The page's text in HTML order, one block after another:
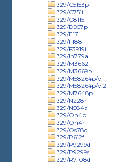
329/C5153p
329/C751i
329/C8115i
329/D957p
329/E17i
329/F188f
329/F3919i
329/In779a
329/M3662r
329/M3669p
329/M58264p/v.1
329/M58264p/v.2
329/M7648p
329/N228r
329/N584a
329/Oh4p
329/Oh4r
329/Os78d
329/P612f
329/P9299d
329/P9299s
329/R7108d